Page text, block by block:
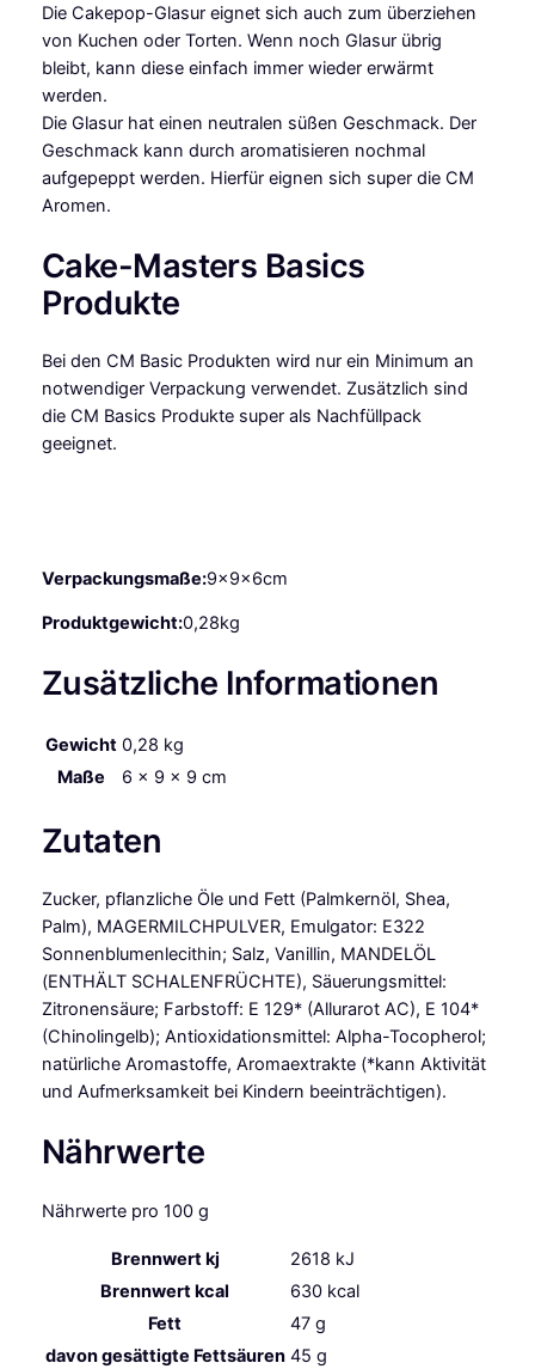
r
n
a
t
u
r
a
l
l
a
v
E
r
e
e
6
g
g
Die Cakepop-Glasur eignet sich auch zum überziehen
von Kuchen oder Torten. Wenn noch Glasur übrig
bleibt, kann diese einfach immer wieder erwärmt
werden.
Die Glasur hat einen neutralen süßen Geschmack. Der
Geschmack kann durch aromatisieren nochmal
aufgepeppt werden. Hierfür eignen sich super die CM
Aromen.
Cake-Masters Basics
Produkte
Bei den CM Basic Produkten wird nur ein Minimum an
notwendiger Verpackung verwendet. Zusätzlich sind
die CM Basics Produkte super als Nachfüllpack
geeignet.
Verpackungsmaße:9x9x6cm
Produktgewicht:0,28kg
Zusätzliche Informationen
Gewicht 0,28 kg
Maße
6 × 9 × 9 cm
Zutaten
Zucker, pflanzliche Öle und Fett (Palmkernöl, Shea,
Palm), MAGERMILCHPULVER, Emulgator: E322
Sonnenblumenlecithin; Salz, Vanillin, MANDELÖL
(ENTHÄLT SCHALENFRÜCHTE), Säuerungsmittel:
Zitronensäure; Farbstoff: E 129* (Allurarot AC), E 104*
(Chinolingelb); Antioxidationsmittel: Alpha-Tocopherol;
natürliche Aromastoffe, Aromaextrakte (*kann Aktivität
und Aufmerksamkeit bei Kindern beeinträchtigen).
Nährwerte
Nährwerte pro 100 g
Brennwert kj 2618 kJ
Brennwert kcal
630 kcal
Fett
47 g
davongesättigte Fettsäuren 45 g